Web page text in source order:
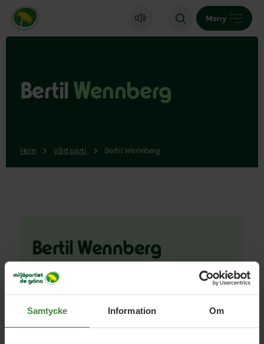
Samtycke Information Om
Miljöpartiet de gröna, startsida
Meny
Bertil Wennberg
Hem Vårt parti Bertil Wennberg
Bertil Wennberg
–
wennberg.bertil@gmail.com